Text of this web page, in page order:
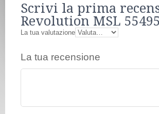
Scrivi la prima
Revolution MSL
La tua valutazione
La tua recensione